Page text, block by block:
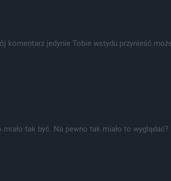
komentarz jedynie Tobie wstydu przynieść
tak być. Na pewno tak miało to wyglądać?